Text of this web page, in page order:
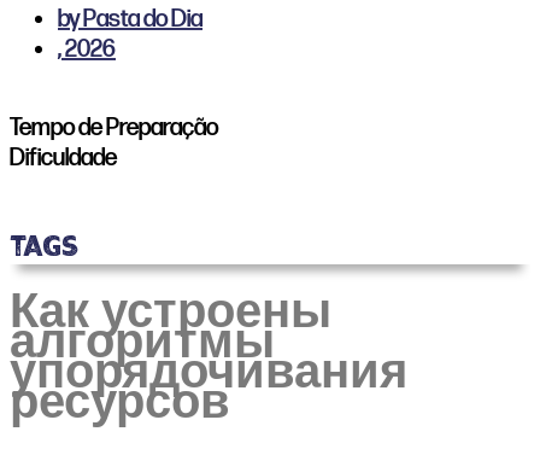
byPasta do Dia
,2026
Tempo de Preparação
Dificuldade
TAGS
Как устроены
алгоритмы
упорядочивания
ресурсов